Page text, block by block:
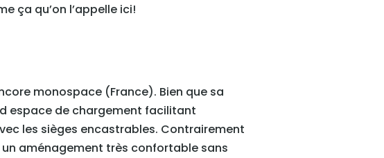
ça qu’on l’appelle ici!
monospace (France). Bien que sa
espace de chargement facilitant
les sièges encastrables. Contrairement
aménagement très confortable sans